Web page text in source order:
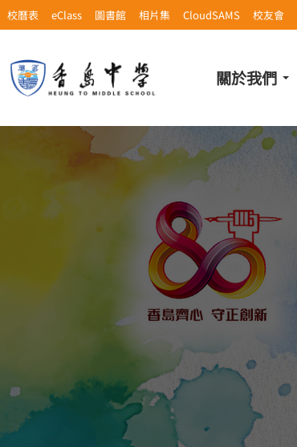
校曆表 eClass 圖書館 相片集 CloudSAMS 校友會
關於我們